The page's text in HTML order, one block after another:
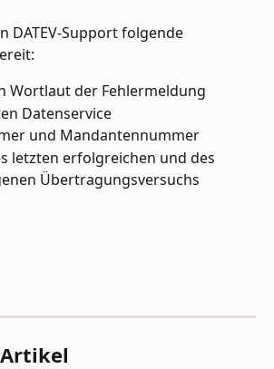
DATEV-Support folgende
Wortlaut der Fehlermeldung
Datenservice
und Mandantennummer
letzten erfolgreichen und des
Übertragungsversuchs